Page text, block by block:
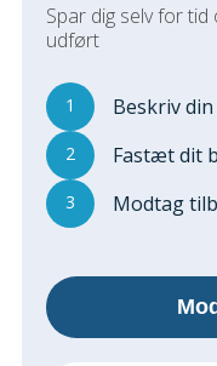
Andet
Regler Og Love
Udskiftning Og Montage
Om Materialer
Tips Og Tests
Montage Og Udskiftning
Reparation Og
Spar dig selv for
udført
1 Beskriv
2 Fastæt dit
3 Modtag